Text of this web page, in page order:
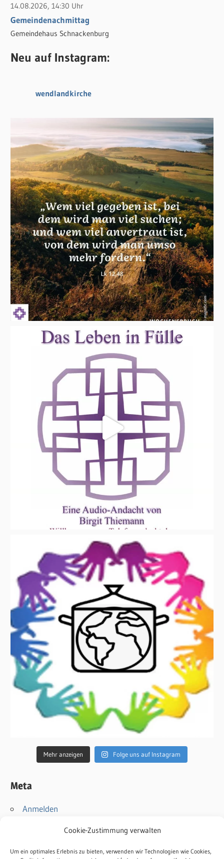
Cookie-Zustimmung verwalten
Um ein optimales Erlebnis zu bieten, verwenden wir Technologien wie Cookies,
14.08.2026, 14:30 Uhr
Gemeindenachmittag
Gemeindehaus Schnackenburg
Neu auf Instagram:
wendlandkirche
Mehr anzeigen Folge uns auf Instagram
Meta
Anmelden
WordPress.org